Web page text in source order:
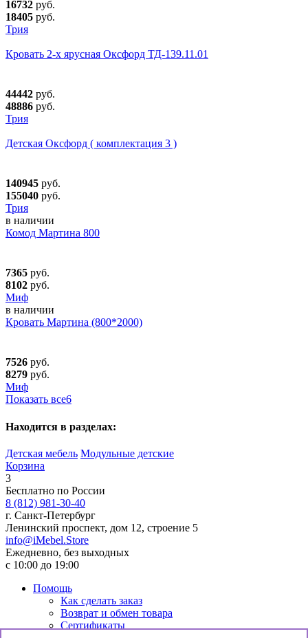
16732 руб.
18405 руб.
Трия
Кровать 2-х ярусная Оксфорд ТД-139.11.01
44442 руб.
48886 руб.
Трия
Детская Оксфорд ( комплектация 3 )
140945 руб.
155040 руб.
Трия
в наличии
Комод Мартина 800
7365 руб.
8102 руб.
Миф
в наличии
Кровать Мартина (800*2000)
7526 руб.
8279 руб.
Миф
Показать все6
Находится в разделах:
Детская мебель Модульные детские
Корзина
3
Бесплатно по России
8 (812) 981-30-40
г. Санкт-Петербург
Ленинский проспект, дом 12, строение 5
info@iMebel.Store
Ежедневно, без выходных
с 10:00 до 19:00
Помощь
Как сделать заказ
Возврат и обмен товара
Сертификаты